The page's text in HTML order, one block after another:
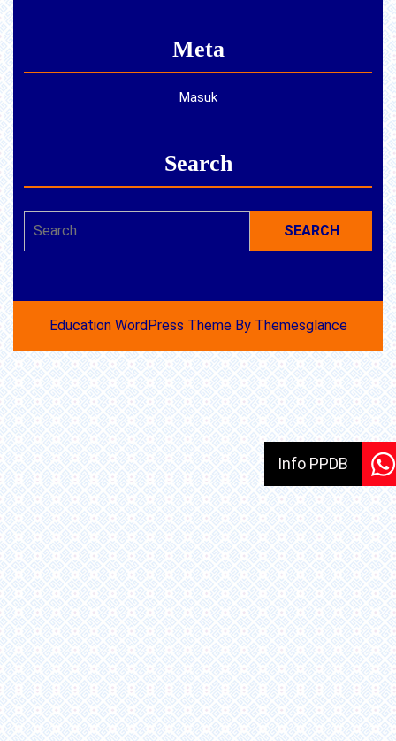
Meta
Masuk
Search
for:
Education WordPress ThemeBy Themesglance